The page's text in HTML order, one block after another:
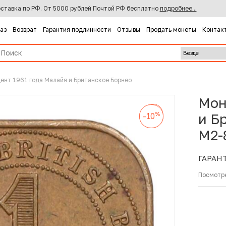
по РФ. От 5000 рублей Почтой РФ бесплатно подробнее...
Возврат Гарантия подлинности Отзывы Продать монеты
1961 года Малайя и Британское Борнео
-10%
-10%
-10%
и